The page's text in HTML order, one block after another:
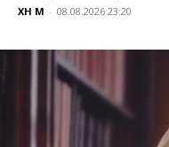
XH M - 08.08.2026 23:20